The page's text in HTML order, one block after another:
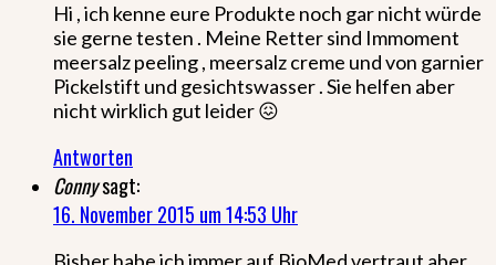
Hi , ich kenne eure Produkte noch gar nicht würde
sie gerne testen . Meine Retter sind Immoment
meersalz peeling , meersalz creme und von garnier
Pickelstift und gesichtswasser . Sie helfen aber
nicht wirklich gut leider 😖
Antworten
Connysagt:
16. November 2015 um 14:53 Uhr